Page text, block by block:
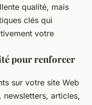
qualité, mais
clés qui
votre
pour renforcer
sur votre site Web
articles,